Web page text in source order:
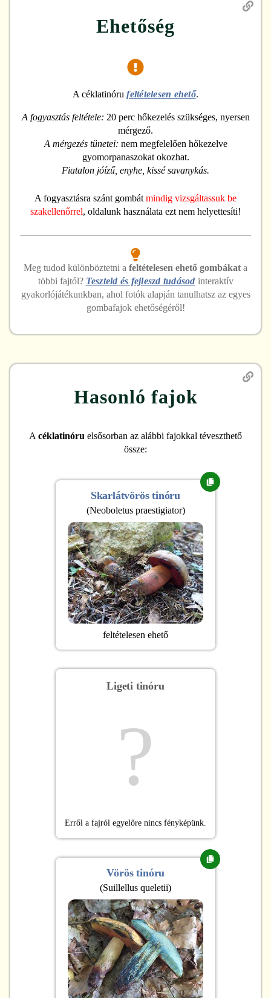
Ehetőség
A céklatinórufeltételesen ehető.
A fogyasztás feltétele: 20 perc hőkezelés szükséges, nyersen
mérgező.
A mérgezés tünetei: nem megfelelően hőkezelve
gyomorpanaszokat okozhat.
Fiatalon jóízű, enyhe, kissé savanykás.
A fogyasztásra szánt gombát mindig vizsgáltassuk be
szakellenőrrel, oldalunk használata ezt nem helyettesíti!
Meg tudod különböztetni a feltételesen ehető gombákat a
többi fajtól? Teszteld és fejleszd tudásod interaktív
gyakorlójátékunkban, ahol fotók alapján tanulhatsz az egyes
gombafajok ehetőségéről!
Hasonló fajok
A céklatinóru elsősorban az alábbi fajokkal téveszthető
össze:
Skarlátvörös tinóru
(Neoboletus praestigiator)
feltételesen ehető
Ligeti tinóru
?
Erről a fajról egyelőre nincs fényképünk.
Vörös tinóru
(Suillellus queletii)